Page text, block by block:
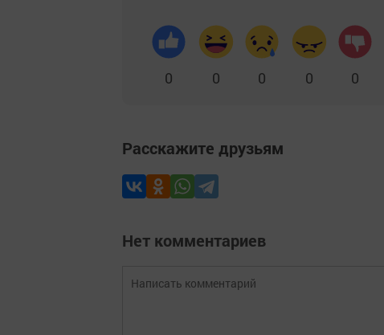
0 0 0 0 0
Расскажите друзьям
Нет комментариев